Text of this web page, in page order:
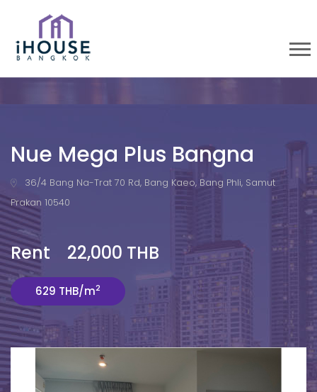
Nue Mega Plus Bangna
36/4 Bang Na-Trat 70 Rd, Bang Kaeo, Bang Phli, Samut
Prakan 10540
Rent 22,000 THB
629 THB/m2